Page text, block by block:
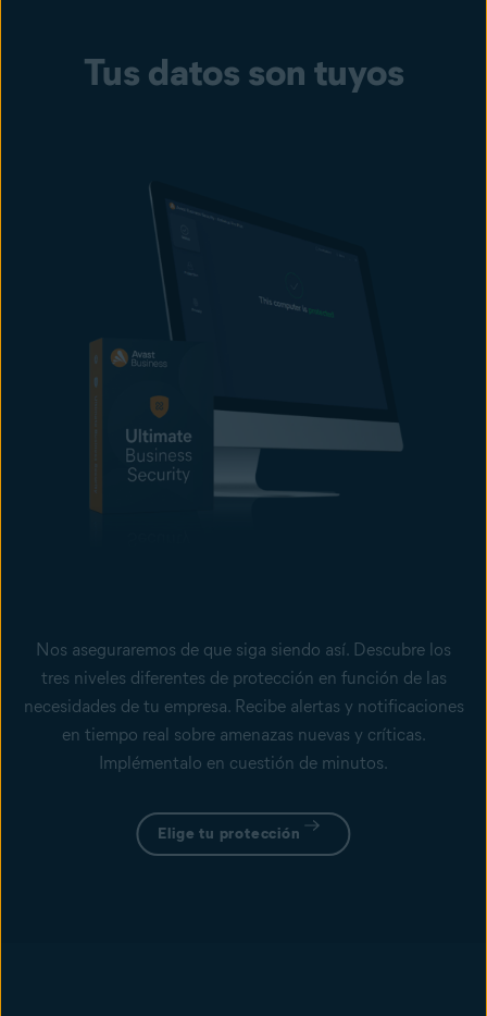
Tus datos son tuyos
Nos aseguraremos de que siga siendo así. Descubre los
tres niveles diferentes de protección en función de las
necesidades de tu empresa. Recibe alertas y notificaciones
en tiempo real sobre amenazas nuevas y críticas.
Implémentalo en cuestión de minutos.
Elige tu protección